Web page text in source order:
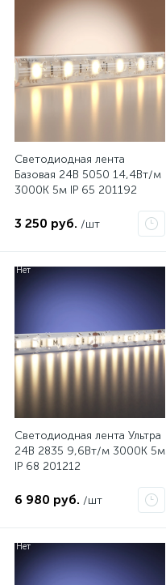
Светодиодная лента
Базовая 24В 5050 14,4Вт/м
3000K 5м IP 65 201192
3 250 руб. /шт
Нет
Светодиодная лента Ультра
24В 2835 9,6Вт/м 3000K 5м
IP 68 201212
6 980 руб. /шт
Нет